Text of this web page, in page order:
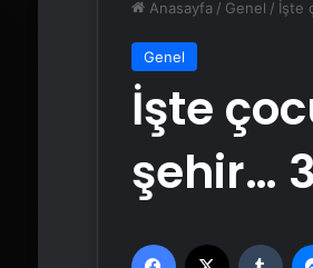
Anasayfa / Genel / İşte
Genel
İşte
şehir…
Facebook